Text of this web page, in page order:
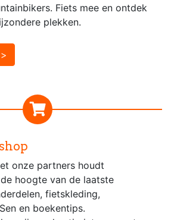
Fiets mee en ontdek
plekken.
onze partners houdt
hoogte van de laatste
fietskleding,
en boekentips.